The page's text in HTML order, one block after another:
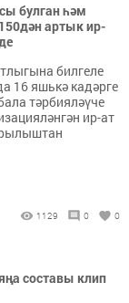
булган һәм
артык ир-
билгеле
16 яшькә кадәрге
тәрбияләүче
ир-ат
1129 0 0
составы клип